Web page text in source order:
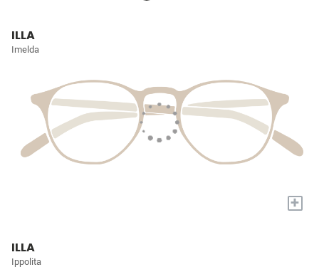
ILLA
Imelda
+
ILLA
Ippolita